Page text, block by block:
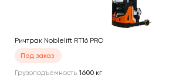
Ричтрак Noblelift RT16 PRO
Под заказ
Грузоподъемность 1600 кг